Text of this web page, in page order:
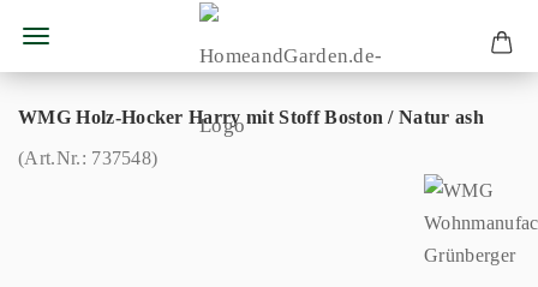
WMG Holz-Hocker Harry mit Stoff Boston / Natur ash
(Art.Nr.: 737548)